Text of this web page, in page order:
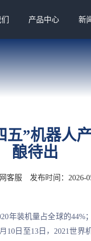
产品中心 新
五”机器人
酿待出
客服 发布时间：2026-
装机量占全球的44%
10日至13日，2021世